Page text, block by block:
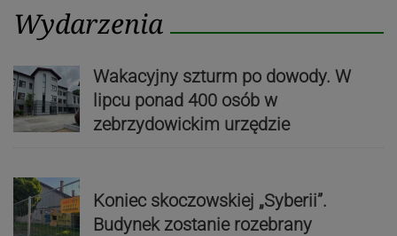
Wydarzenia
Wakacyjny szturm po dowody. W
lipcu ponad 400 osób w
zebrzydowickim urzędzie
Koniec skoczowskiej „Syberii”.
Budynek zostanie rozebrany